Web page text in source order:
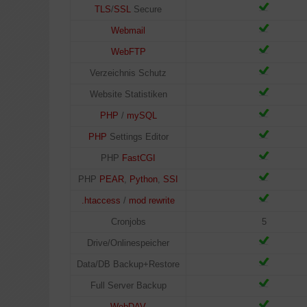
TLS/SSL Secure
Webmail
WebFTP
Verzeichnis Schutz
Website Statistiken
PHP / mySQL
PHP Settings Editor
PHP FastCGI
PHP PEAR, Python, SSI
.htaccess / mod rewrite
Cronjobs
Drive/Onlinespeicher
Data/DB Backup+Restore
Full Server Backup
5